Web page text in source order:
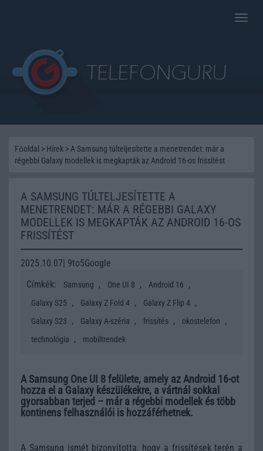
Toggle
Főoldal > Hírek > A Samsung túlteljesítette a menetrendet: már a
régebbi Galaxy modellek is megkapták az Android 16-os frissítést
A SAMSUNG TÚLTELJESÍTETTE A
MENETRENDET: MÁR A RÉGEBBI GALAXY
MODELLEK IS MEGKAPTÁK AZ ANDROID 16-OS
FRISSÍTÉST
2025.10.07| 9to5Google
Címkék:
Samsung , One UI 8 , Android 16 ,
Galaxy S25 , Galaxy Z Fold 4 , Galaxy Z Flip 4 ,
Galaxy S23 , Galaxy A-széria , frissítés , okostelefon ,
technológia , mobiltrendek
A Samsung One UI 8 felülete, amely az Android 16-ot
hozza el a Galaxy készülékekre, a vártnál sokkal
gyorsabban terjed – már a régebbi modellek és több
kontinens felhasználói is hozzáférhetnek.
A Samsung ismét bizonyította, hogy a frissítések terén a